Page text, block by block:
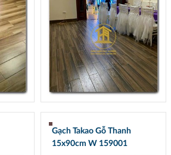
Gạch Takao Gỗ Thanh
15x90cm W 159001